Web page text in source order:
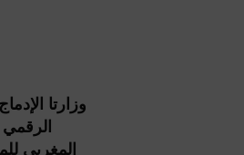
وزارتا
المغربي